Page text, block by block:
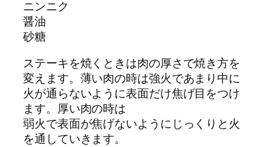
ニンニク
醤油
砂糖
ステーキを焼くときは肉の厚さで焼き方を
変えます。薄い肉の時は強火であまり中に
火が通らないように表面だけ焦げ目をつけ
ます。厚い肉の時は
弱火で表面が焦げないようにじっくりと火
を通していきます。